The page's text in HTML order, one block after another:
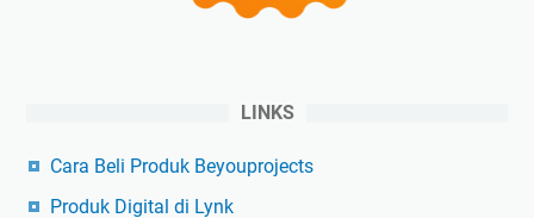
LINKS
Cara Beli Produk Beyouprojects
Produk Digital di Lynk